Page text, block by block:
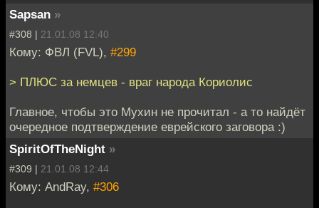
Sapsan »
#308 | 21.01.08 12:40
Кому: ФВЛ (FVL), #299
> ПЛЮС за немцев - враг народа Кориолис
Главное, чтобы это Мухин не прочитал - а то найдёт
очередное подтверждение еврейского заговора :)
SpiritOfTheNight »
#309 | 21.01.08 12:44
Кому: AndRay, #306